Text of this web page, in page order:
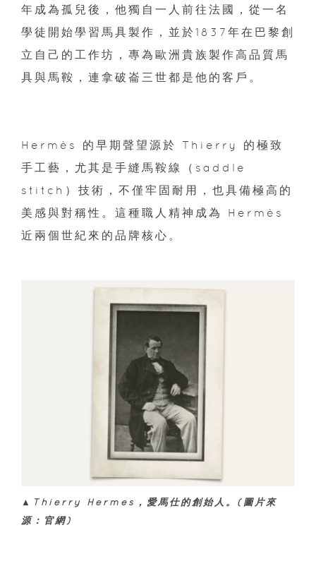
年成為孤兒後，他獨自一人前往法國，從一名
學徒開始學習馬具製作，並於1837年在巴黎創
立自己的工作坊，專為歐洲貴族製作高品質馬
具與馬鞍，連拿破崙三世都是他的客戶。
Hermès 的早期聲望源於 Thierry 的極致
手工藝，尤其是手縫馬鞍線（saddle
stitch）技術，不僅牢固耐用，也具備極高的
美感與對稱性。這種職人精神成為 Hermès
近兩個世紀來的品牌核心。
▲Thierry Hermès，愛馬仕的創始人。(圖片來
源：官網)